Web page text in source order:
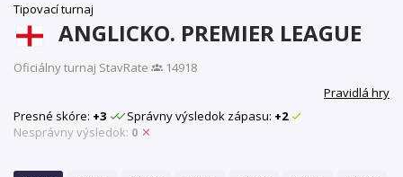
Tipovací turnaj
ANGLICKO. PREMIER LEAGUE
Oficiálny turnaj StavRate·
14918
Pravidlá hry
Presné skóre: +3 Správny výsledok zápasu: +2
Nesprávny výsledok: 0